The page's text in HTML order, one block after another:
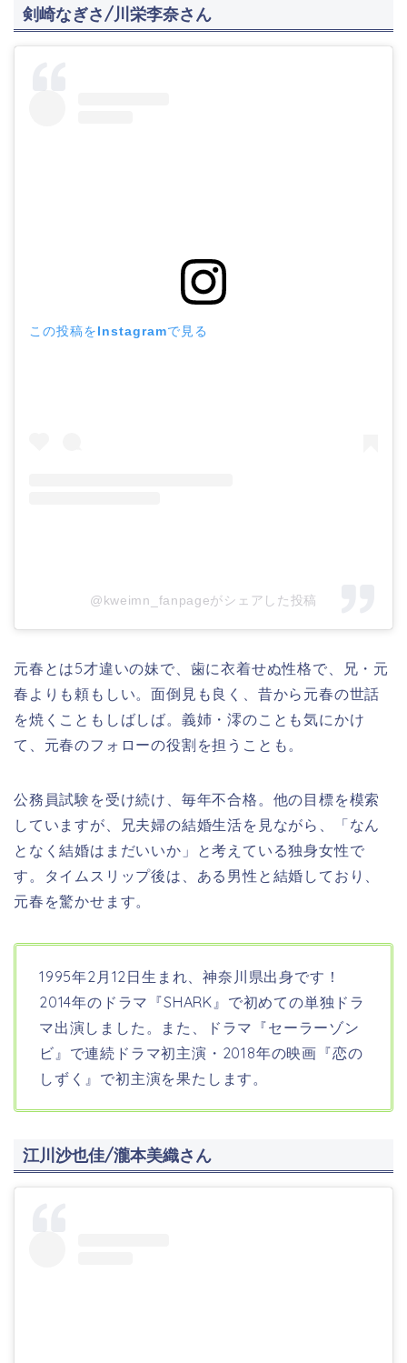
剣崎なぎさ/川栄李奈さん
この投稿をInstagramで見る
@kweimn_fanpageがシェアした投稿
元春とは5才違いの妹で、歯に衣着せぬ性格で、兄・元
春よりも頼もしい。面倒見も良く、昔から元春の世話
を焼くこともしばしば。義姉・澪のことも気にかけ
て、元春のフォローの役割を担うことも。
公務員試験を受け続け、毎年不合格。他の目標を模索
していますが、兄夫婦の結婚生活を見ながら、「なん
となく結婚はまだいいか」と考えている独身女性で
す。
タイムスリップ後は、ある男性と結婚しており、
元春を驚かせます。
1995年2月12日生まれ、神奈川県出身です！
2014年のドラマ『SHARK』で初めての単独ドラ
マ出演しました。また、ドラマ『セーラーゾン
ビ』で連続ドラマ初主演・2018年の映画『恋の
しずく』で初主演を果たします。
江川沙也佳/瀧本美織さん